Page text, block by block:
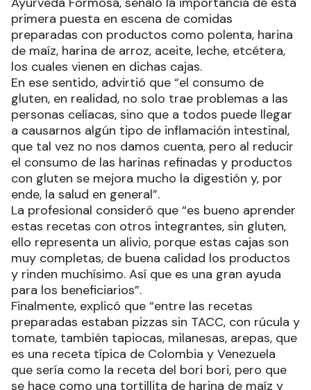
primera puesta en escena de comidas
preparadas con productos como polenta, harina
de maíz, harina de arroz, aceite, leche, etcétera,
los cuales vienen en dichas cajas.
En ese sentido, advirtió que “el consumo de
gluten, en realidad, no solo trae problemas a las
personas celíacas, sino que a todos puede llegar
a causarnos algún tipo de inflamación intestinal,
que tal vez no nos damos cuenta, pero al reducir
el consumo de las harinas refinadas y productos
con gluten se mejora mucho la digestión y, por
ende, la salud en general”.
La profesional consideró que “es bueno aprender
estas recetas con otros integrantes, sin gluten,
ello representa un alivio, porque estas cajas son
muy completas, de buena calidad los productos
y rinden muchísimo. Así que es una gran ayuda
para los beneficiarios”.
Finalmente, explicó que “entre las recetas
preparadas estaban pizzas sin TACC, con rúcula y
tomate, también tapiocas, milanesas, arepas, que
es una receta típica de Colombia y Venezuela
que sería como la receta del bori bori, pero que
se hace como una tortillita de harina de maíz y